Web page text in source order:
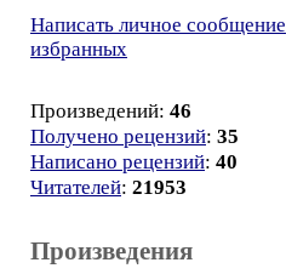
Написать личное сообщение
избранных
Произведений: 46
Получено рецензий: 35
Написано рецензий: 40
Читателей: 21953
Произведения